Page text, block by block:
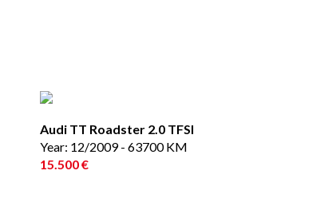
Audi TT Roadster 2.0 TFSI
Year: 12/2009 - 63700 KM
15.500 €